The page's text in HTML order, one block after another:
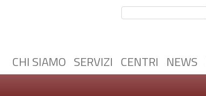
CHI SIAMO SERVIZI CENTRI NEWS